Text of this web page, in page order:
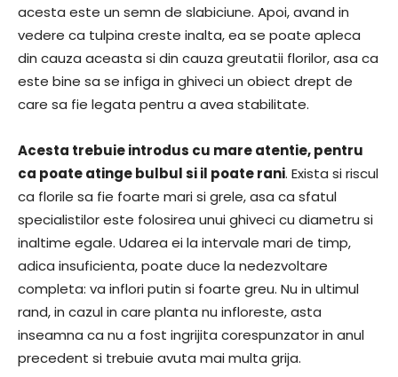
acesta este un semn de slabiciune. Apoi, avand in
vedere ca tulpina creste inalta, ea se poate apleca
din cauza aceasta si din cauza greutatii florilor, asa ca
este bine sa se infiga in ghiveci un obiect drept de
care sa fie legata pentru a avea stabilitate.
Acesta trebuie introdus cu mare atentie, pentru
ca poate atinge bulbul si il poate rani. Exista si riscul
ca florile sa fie foarte mari si grele, asa ca sfatul
specialistilor este folosirea unui ghiveci cu diametru si
inaltime egale. Udarea ei la intervale mari de timp,
adica insuficienta, poate duce la nedezvoltare
completa: va inflori putin si foarte greu. Nu in ultimul
rand, in cazul in care planta nu infloreste, asta
inseamna ca nu a fost ingrijita corespunzator in anul
precedent si trebuie avuta mai multa grija.